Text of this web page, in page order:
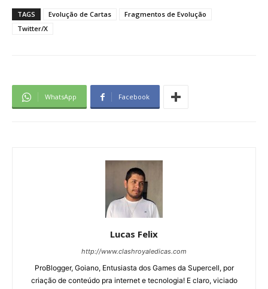
TAGS Evolução de Cartas
Fragmentos de Evolução
Twitter/X
WhatsApp Facebook
Lucas Felix
http://www.clashroyaledicas.com
ProBlogger, Goiano, Entusiasta dos Games da Supercell, por
criação de conteúdo pra internet e tecnologia! E claro, viciado